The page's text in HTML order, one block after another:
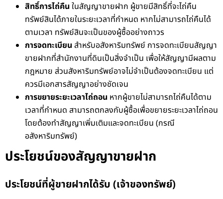
สิทธิ์การไถ่คืน ในสัญญาขายฝาก ผู้ขายมีสิทธิ์ที่จะไถ่คืน
ทรัพย์สินได้ภายในระยะเวลาที่กำหนด หากไม่สามารถไถ่คืนได้
ตามเวลา ทรัพย์สินจะเป็นของผู้ซื้ออย่างถาวร
การจดทะเบียน สำหรับอสังหาริมทรัพย์ การจดทะเบียนสัญญา
ขายฝากที่สำนักงานที่ดินเป็นสิ่งจำเป็น เพื่อให้สัญญามีผลตาม
กฎหมาย ส่วนสังหาริมทรัพย์อาจไม่จำเป็นต้องจดทะเบียน แต่
ควรมีเอกสารสัญญาอย่างชัดเจน
การขยายระยะเวลาไถ่ถอน หากผู้ขายไม่สามารถไถ่คืนได้ตาม
เวลาที่กำหนด สามารถตกลงกับผู้ซื้อเพื่อขยายระยะเวลาไถ่ถอน
โดยต้องทำสัญญาเพิ่มเติมและจดทะเบียน (กรณี
อสังหาริมทรัพย์)
ประโยชน์ของสัญญาขายฝาก
ประโยชน์ที่ผู้ขายฝากได้รับ (เจ้าของทรัพย์)